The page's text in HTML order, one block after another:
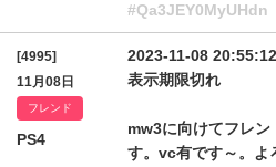
#Qa3JEY0MyUHdn
[4995]
11月08日
フレンド
PS4
2023-11-08 20:55:12
表示期限切れ
mw3に向けてフレ
す。vc有です～。よ